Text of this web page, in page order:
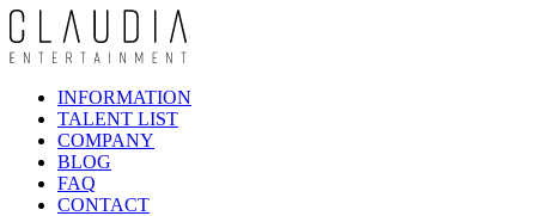
INFORMATION
TALENT LIST
COMPANY
BLOG
FAQ
CONTACT